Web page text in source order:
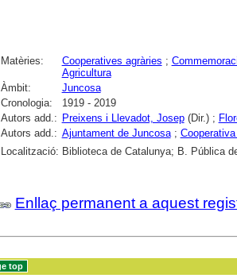
Matèries: Cooperatives agràries ;
Agricultura
Àmbit:
Juncosa
Cronologia:
1919 - 2019
Autors add.: Preixens i Llevadot, Josep(Dir.) ;
Autors add.: Ajuntament de Juncosa;
Localització: Biblioteca de Catalunya; B. Pública
Enllaç permanent a aquest